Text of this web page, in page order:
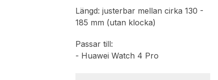
Längd: justerbar mellan cirka 130 -
185 mm (utan klocka)
Passar till:
- Huawei Watch 4 Pro